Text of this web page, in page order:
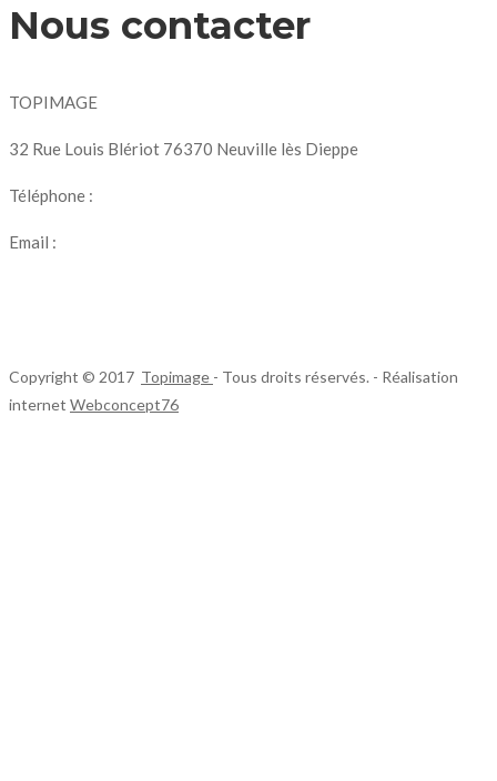
Nous contacter
TOPIMAGE
32 Rue Louis Blériot 76370 Neuville lès Dieppe
Téléphone :
Email :
Copyright © 2017 Topimage - Tous droits réservés. - Réalisation
internet Webconcept76